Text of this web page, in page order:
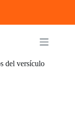
del versículo